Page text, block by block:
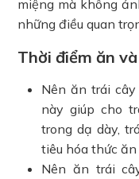
miệng mà không
những điều quan
Thời điểm ăn
Nên ăn trái
này giúp cho
trong dạ dày,
tiêu hóa thức ăn
Nên ăn trái